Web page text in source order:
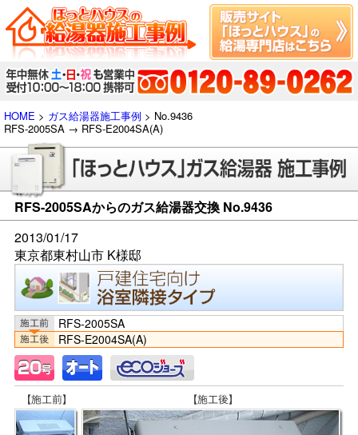
HOME > ガス給湯器施工事例 > No.9436
RFS-2005SA → RFS-E2004SA(A)
RFS-2005SAからのガス給湯器交換 No.9436
2013/01/17
東京都東村山市 K様邸
RFS-2005SA
RFS-E2004SA(A)